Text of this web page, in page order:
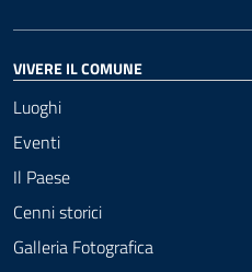
VIVERE IL COMUNE
Luoghi
Eventi
Il Paese
Cenni storici
Galleria Fotografica